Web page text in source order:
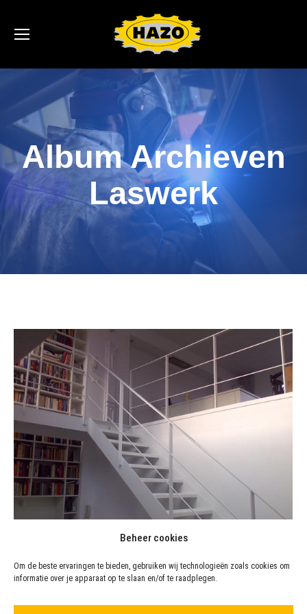
Beheer cookies
Om de beste ervaringen te bieden, gebruiken wij technologieën zoals cookies om
informatie over je apparaat op te slaan en/of te raadplegen.
Album Archieven
Laswerk
Laswerk
27 december 2016